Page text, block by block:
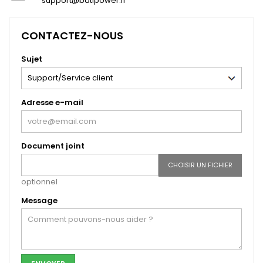
CONTACTEZ-NOUS
Sujet
Adresse e-mail
Document joint
CHOISIR UN FICHIER
optionnel
Message